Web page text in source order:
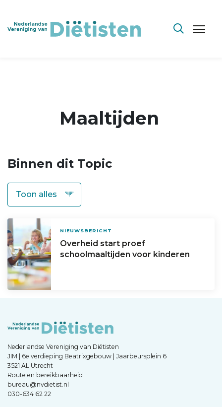
Maaltijden
Binnen dit Topic
NIEUWSBERICHT
Overheid start proef
schoolmaaltijden voor kinderen
Nederlandse Vereniging van Diëtisten
JIM | 6e verdieping Beatrixgebouw | Jaarbeursplein 6
3521 AL Utrecht
Route en bereikbaarheid
bureau@nvdietist.nl
030-634 62 22